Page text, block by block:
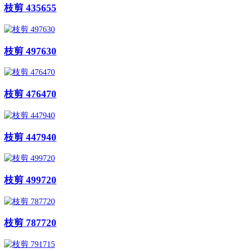
枝剪 435655
枝剪 497630
枝剪 476470
枝剪 447940
枝剪 499720
枝剪 787720